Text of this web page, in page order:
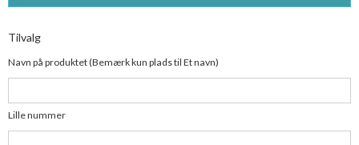
Tilvalg
Navn på produktet (Bemærk kun plads til Et navn)
Lille nummer